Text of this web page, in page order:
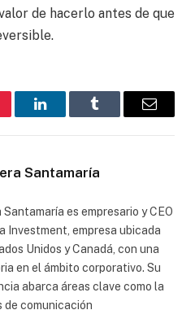
de hacerlo antes de que
LinkedInTumblr
Correo
Santamaría
Santamaría es empresario y CEO
Investment, empresa ubicada
Unidos y Canadá, con una
en el ámbito corporativo. Su
abarca áreas clave como la
de comunicación